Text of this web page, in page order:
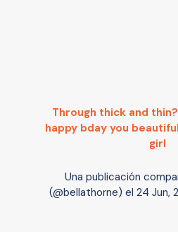
Through thick and
happy bday you
girl
Una publicación
(@bellathorne) el 24 Jun,